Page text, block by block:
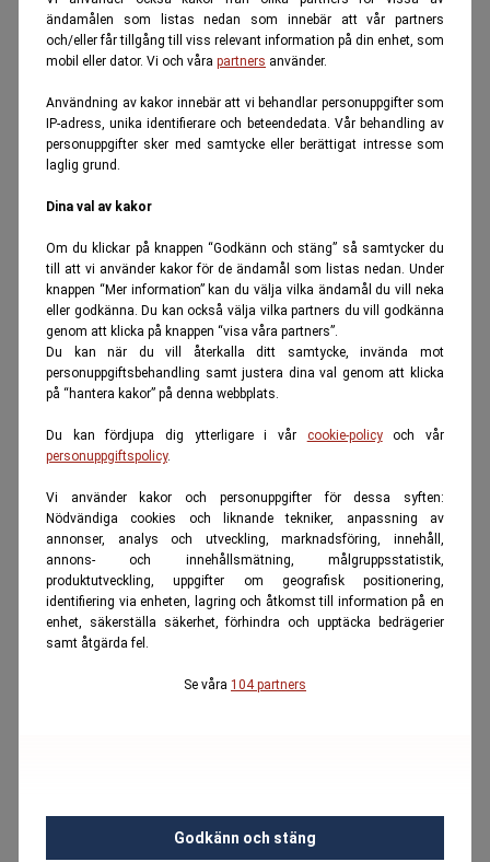
ändamålen som listas nedan som innebär att vår partners
och/eller får tillgång till viss relevant information på din enhet, som
mobil eller dator. Vi och våra partners använder.
Användning av kakor innebär att vi behandlar personuppgifter som
IP-adress, unika identifierare och beteendedata. Vår behandling av
personuppgifter sker med samtycke eller berättigat intresse som
laglig grund.
Dina val av kakor
Om du klickar på knappen “Godkänn och stäng” så samtycker du
till att vi använder kakor för de ändamål som listas nedan. Under
knappen “Mer information” kan du välja vilka ändamål du vill neka
eller godkänna. Du kan också välja vilka partners du vill godkänna
genom att klicka på knappen “visa våra partners”.
Du kan när du vill återkalla ditt samtycke, invända mot
personuppgiftsbehandling samt justera dina val genom att klicka
på “hantera kakor” på denna webbplats.
Du kan fördjupa dig ytterligare i vår cookie-policyoch vår
personuppgiftspolicy.
Vi använder kakor och personuppgifter för dessa syften:
Nödvändiga cookies och liknande tekniker, anpassning av
annonser, analys och utveckling, marknadsföring, innehåll,
annons- och innehållsmätning, målgruppsstatistik,
produktutveckling, uppgifter om geografisk positionering,
identifiering via enheten, lagring och åtkomst till information på en
enhet, säkerställa säkerhet, förhindra och upptäcka bedrägerier
samt åtgärda fel.
Se våra 104 partners
Godkänn och stäng